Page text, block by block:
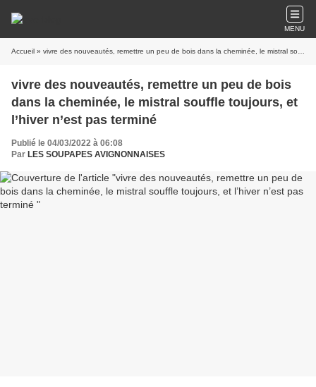
MENU
Accueil » vivre des nouveautés, remettre un peu de bois dans la cheminée, le mistral souffle toujours, et l’hiver n’est pas terminé
vivre des nouveautés, remettre un peu de bois
dans la cheminée, le mistral souffle toujours, et
l’hiver n’est pas terminé
Publié le 04/03/2022 à 06:08
Par LES SOUPAPES AVIGNONNAISES